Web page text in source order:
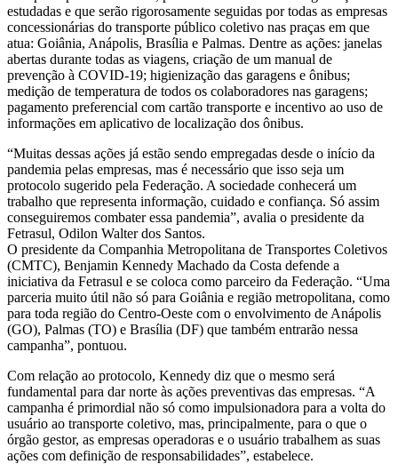
estudadas e que serão rigorosamente seguidas por todas as empresas
concessionárias do transporte público coletivo nas praças em que
atua: Goiânia, Anápolis, Brasília e Palmas. Dentre as ações: janelas
abertas durante todas as viagens, criação de um manual de
prevenção à COVID-19; higienização das garagens e ônibus;
medição de temperatura de todos os colaboradores nas garagens;
pagamento preferencial com cartão transporte e incentivo ao uso de
informações em aplicativo de localização dos ônibus.
“Muitas dessas ações já estão sendo empregadas desde o início da
pandemia pelas empresas, mas é necessário que isso seja um
protocolo sugerido pela Federação. A sociedade conhecerá um
trabalho que representa informação, cuidado e confiança. Só assim
conseguiremos combater essa pandemia”, avalia o presidente da
Fetrasul, Odilon Walter dos Santos.
O presidente da Companhia Metropolitana de Transportes Coletivos
(CMTC), Benjamin Kennedy Machado da Costa defende a
iniciativa da Fetrasul e se coloca como parceiro da Federação. “Uma
parceria muito útil não só para Goiânia e região metropolitana, como
para toda região do Centro-Oeste com o envolvimento de Anápolis
(GO), Palmas (TO) e Brasília (DF) que também entrarão nessa
campanha”, pontuou.
Com relação ao protocolo, Kennedy diz que o mesmo será
fundamental para dar norte às ações preventivas das empresas. “A
campanha é primordial não só como impulsionadora para a volta do
usuário ao transporte coletivo, mas, principalmente, para o que o
órgão gestor, as empresas operadoras e o usuário trabalhem as suas
ações com definição de responsabilidades”, estabelece.